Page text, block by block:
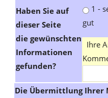
Haben Sie auf
dieser Seite
die gewünschten
Informationen
gefunden?
1 -
gut
Ihre
Die Übermittlung Ihrer